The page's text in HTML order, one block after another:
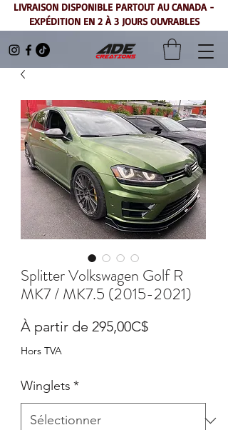
LIVRAISON DISPONIBLE PARTOUT AU CANADA -
EXPÉDITION EN 2 À 3 JOURS OUVRABLES
Splitter Volkswagen Golf R
MK7 / MK7.5 (2015-2021)
À partir de 295,00C$Prix
Hors TVA
Winglets *